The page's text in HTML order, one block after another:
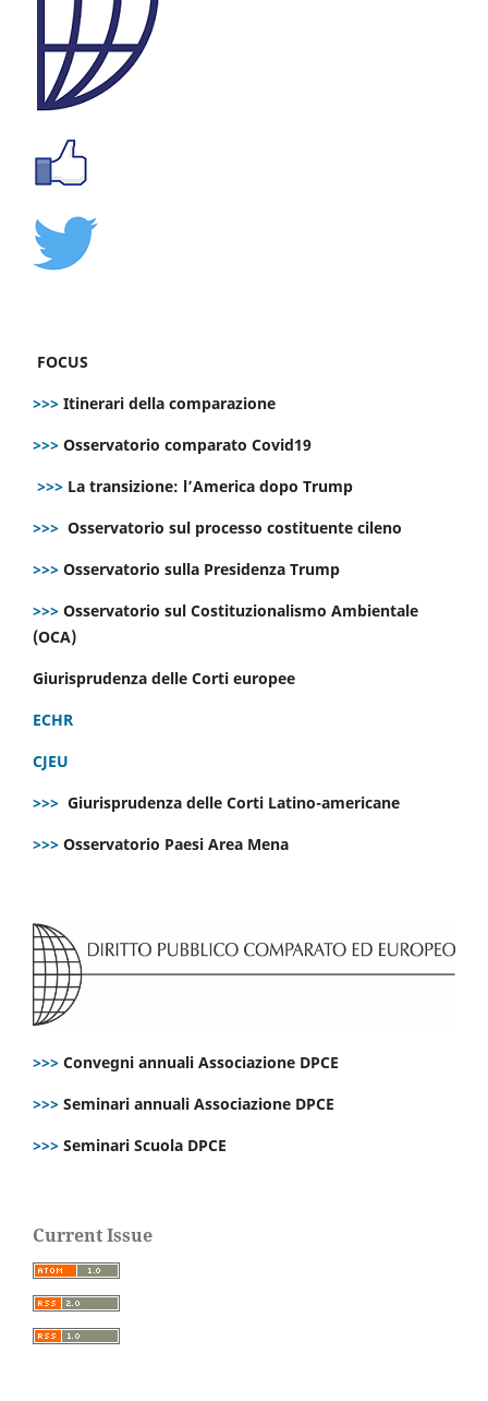
FOCUS
>>> Itinerari della comparazione
>>> Osservatorio comparato Covid19
>>> La transizione: l’America dopo Trump
>>> Osservatorio sul processo costituente cileno
>>> Osservatorio sulla Presidenza Trump
>>> Osservatorio sul Costituzionalismo Ambientale
(OCA)
Giurisprudenza delle Corti europee
ECHR
CJEU
>>> Giurisprudenza delle Corti Latino-americane
>>> Osservatorio Paesi Area Mena
>>> Convegni annuali Associazione DPCE
>>> Seminari annuali Associazione DPCE
>>> Seminari Scuola DPCE
Current Issue